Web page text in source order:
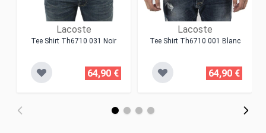
Lacoste
Tee Shirt Th6710 031 Noir
64,90 €
Lacoste
Tee Shirt Th6710 001 Blanc
64,90 €